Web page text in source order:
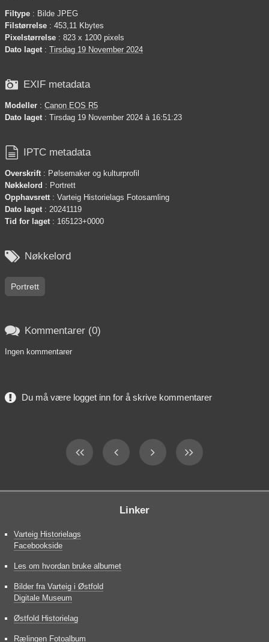
Filtype : Bilde JPEG
Filstørrelse : 453,11 Kbytes
Pixelstørrelse : 823 x 1200 pixels
Dato laget : Tirsdag 19 November 2024
 EXIF metadata
Modeller : Canon EOS R5
Dato laget : Tirsdag 19 November 2024 à 16:51:23
 IPTC metadata
Overskrift : Pølsemaker og kulturprofil
Nøkkelord : Portrett
Opphavsrett : Varteig Historielags Fotosamling
Dato laget : 20241119
Tid for laget : 165123+0000
 Nøkkelord
Portrett
 Kommentarer (0)
Ingen kommentarer
Du må være logget inn for å skrive kommentarer
Linker
Varteig Historielags
Facebookside
Les om hvordan bruke albumet
Bilder fra Varteig i Østfold
Digitale Museum
Østfold Historielag
Rælingen Fotoalbum